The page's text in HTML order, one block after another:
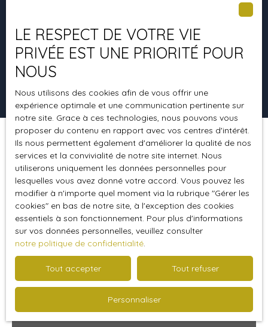
Surface min (m²)
Rechercher
Pertinence
Trier par Créer une alerte
355 000€
Vendu
LE RESPECT DE VOTRE VIE
PRIVÉE EST UNE PRIORITÉ POUR
NOUS
Nous utilisons des cookies afin de vous offrir une
expérience optimale et une communication pertinente sur
notre site. Grace à ces technologies, nous pouvons vous
proposer du contenu en rapport avec vos centres d'intérêt.
Ils nous permettent également d'améliorer la qualité de nos
services et la convivialité de notre site internet. Nous
utiliserons uniquement les données personnelles pour
lesquelles vous avez donné votre accord. Vous pouvez les
modifier à n'importe quel moment via la rubrique ″Gérer les
cookies″ en bas de notre site, à l'exception des cookies
essentiels à son fonctionnement. Pour plus d'informations
sur vos données personnelles, veuillez consulter
notre politique de confidentialité.
Tout accepter Tout refuser
Personnaliser